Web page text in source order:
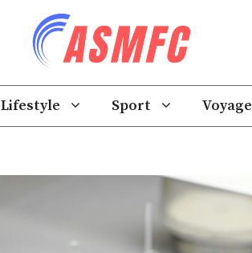
Lifestyle Sport Voyage